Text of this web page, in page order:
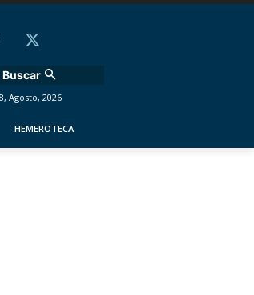
Buscar
Agosto, 2026
HEMEROTECA